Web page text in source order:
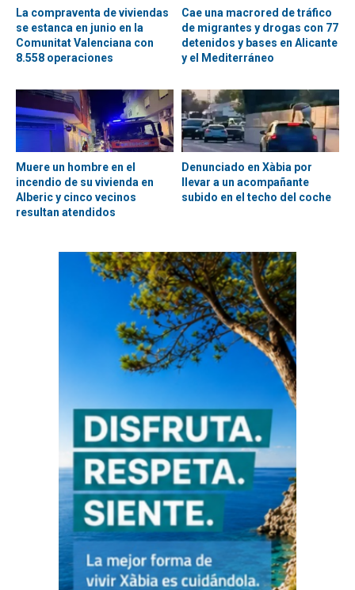
La compraventa de viviendas
se estanca en junio en la
Comunitat Valenciana con
8.558 operaciones
Cae una macrored de tráfico
de migrantes y drogas con 77
detenidos y bases en Alicante
y el Mediterráneo
Muere un hombre en el
incendio de su vivienda en
Alberic y cinco vecinos
resultan atendidos
Denunciado en Xàbia por
llevar a un acompañante
subido en el techo del coche